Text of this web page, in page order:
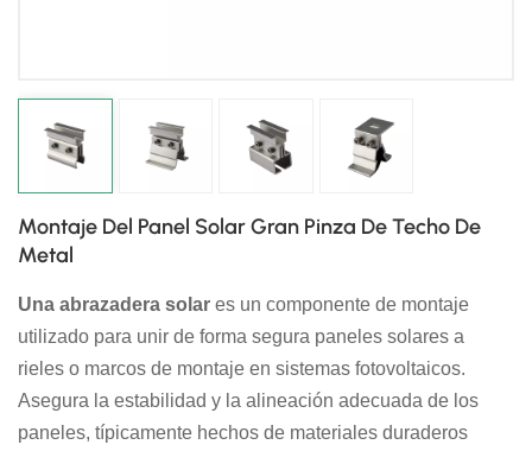
Montaje Del Panel Solar Gran Pinza De Techo De
Metal
Una abrazadera solar es un componente de montaje
utilizado para unir de forma segura paneles solares a
rieles o marcos de montaje en sistemas fotovoltaicos.
Asegura la estabilidad y la alineación adecuada de los
paneles, típicamente hechos de materiales duraderos